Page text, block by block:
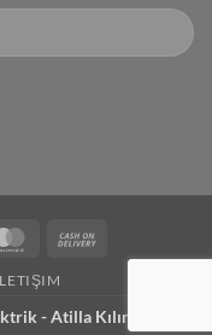
MasterCard
- Atilla Kılınç